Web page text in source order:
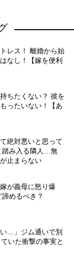
レス！ 離婚から始
なし！【嫁を便利
ちたくない？ 彼を
ったいない！【あ
絶対悪いと思って
踏み入る隣人…無
止まらない
が義母に怒り爆
めるべき？
…」ジム通いで別
いた衝撃の事実と